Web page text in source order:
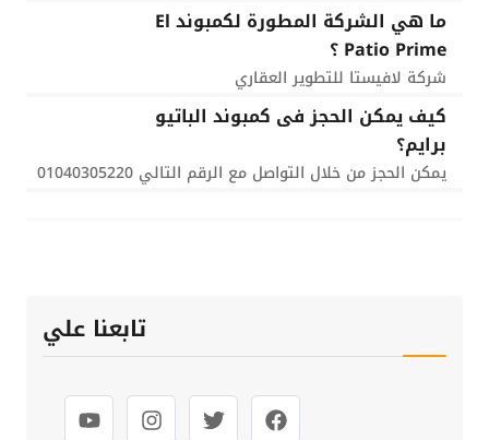
ما هي الشركة المطورة لكمبوند El
Patio Prime ؟
شركة لافيستا للتطوير العقاري
كيف يمكن الحجز فى كمبوند الباتيو
برايم؟
يمكن الحجز من خلال التواصل مع الرقم التالي 01040305220
تابعنا علي